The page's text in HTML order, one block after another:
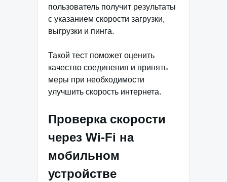
пользователь получит результаты
с указанием скорости загрузки,
выгрузки и пинга.
Такой тест поможет оценить
качество соединения и принять
меры при необходимости
улучшить скорость интернета.
Проверка скорости
через Wi-Fi на
мобильном
устройстве